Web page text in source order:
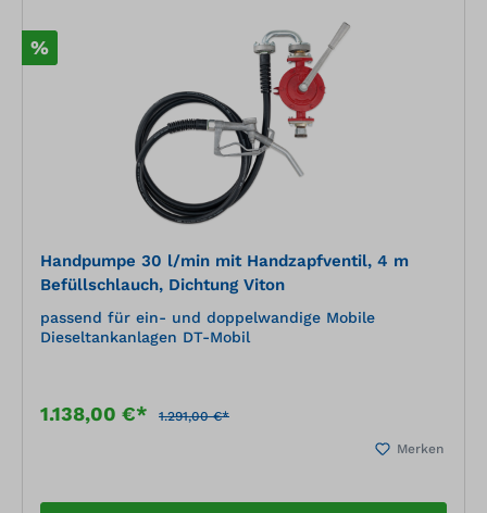
%
Handpumpe 30 l/min mit Handzapfventil, 4 m
Befüllschlauch, Dichtung Viton
passend für ein- und doppelwandige Mobile
Dieseltankanlagen DT-Mobil
1.138,00 €* 1.291,00 €*
Merken